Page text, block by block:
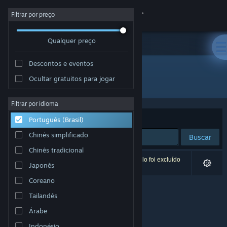
Iniciar sessão
Sobre
Suporte
Alterar idioma
Baixe o aplicativo móvel do Steam
Ver versão para computadores
Filtrar por preço
Qualquer preço
Descontos e eventos
Ocultar gratuitos para jogar
Filtrar por idioma
Português (Brasil)
Chinês simplificado
Chinês tradicional
Japonês
Coreano
Tailandês
Árabe
Desenvolvedor: Immersive Fusion LLC
Ordenar por Relevância
Buscar
0 resultados correspondem à sua busca. Um título foi excluído
de acordo com as suas preferências.